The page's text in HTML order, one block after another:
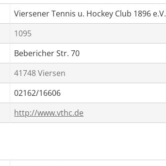
Viersener Tennis u. Hockey Club 1896 e.V.
1095
Bebericher Str. 70
41748 Viersen
02162/16606
http://www.vthc.de